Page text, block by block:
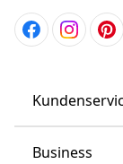
Business